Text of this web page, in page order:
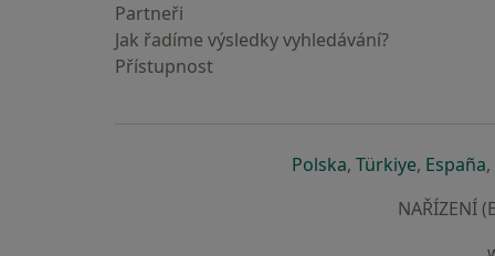
Partneři
Jak řadíme výsledky vyhledávání?
Přístupnost
Polskase otevře v nové
, Türkiyese
, España,
NAŘÍZENÍ